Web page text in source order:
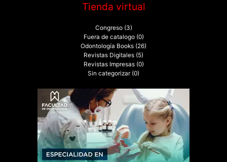
Tienda virtual
Congreso (3)
Fuera de catalogo (0)
Odontología Books (26)
Revistas Digitales (5)
Revistas Impresas (0)
Sin categorizar (0)